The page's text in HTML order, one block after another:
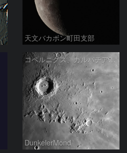
天文バカボン町田支部
コペルニクス、カルパチア山脈付近
DunkelerMond